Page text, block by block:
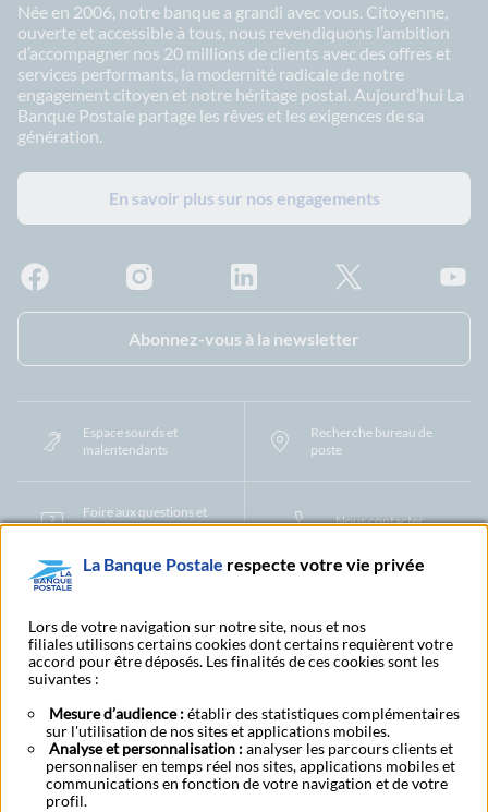
Née en 2006, notre banque a grandi avec vous. Citoyenne,
ouverte et accessible à tous, nous revendiquons l’ambition
d’accompagner nos 20 millions de clients avec des offres et
services performants, la modernité radicale de notre
engagement citoyen et notre héritage postal. Aujourd’hui La
Banque Postale partage les rêves et les exigences de sa
génération.
En savoir plus sur nos engagements
Abonnez-vous à la newsletter
Espace sourds et
malentendants
Recherche bureau de
poste
Foire aux questions et
centre d'aide
Nous contacter
Protection des Données à Caractère PersonnelFiliales et partenaires
CookiesGestion des cookiesActualiser vos informations
Contestation et réclamation Coordonnées Centres Financiers
Alertes fraudes et points de vigilance Actualités réglementaires CGU
Aide navigateur et systèmes d'exploitation
Vider le cache de votre navigateurLexique Aide et accessibilité
Accessibilité – Partiellement conforme Espace candidature
BFI - Banque de Financement et d'Investissement
La Banque Postale respecte votre vie privée
Lors de votre navigation sur notre site, nous et nos
filiales utilisons certains cookies dont certains requièrent votre
accord pour être déposés. Les finalités de ces cookies sont les
suivantes :
Mesure d’audience :établir des statistiques complémentaires
sur l'utilisation de nos sites et applications mobiles.
Analyse et personnalisation :analyser les parcours clients et
personnaliser en temps réel nos sites, applications mobiles et
communications en fonction de votre navigation et de votre
profil.